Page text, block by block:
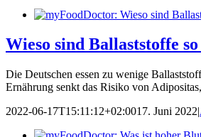
Wieso sind Ballaststoffe so
Die Deutschen essen zu wenige
Ernährung senkt das Risiko von
2022-06-17T15:11:12+02:0017. Juni 2022|